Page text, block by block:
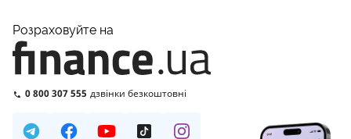
Розраховуйте на
0 800 307 555 дзвінки безкоштовні